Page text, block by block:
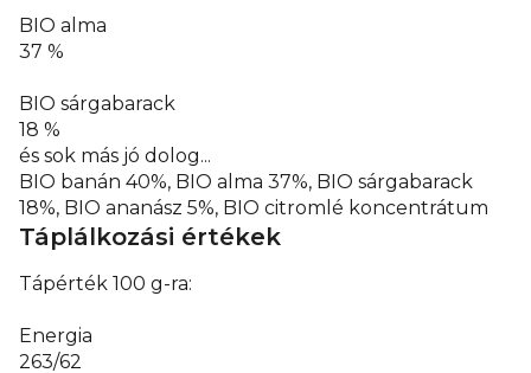
BIO alma
37 %
BIO sárgabarack
18 %
és sok más jó dolog...
BIO banán 40%, BIO alma 37%, BIO sárgabarack
18%, BIO ananász 5%, BIO citromlé koncentrátum
Táplálkozási értékek
Tápérték 100 g-ra:
Energia
263/62